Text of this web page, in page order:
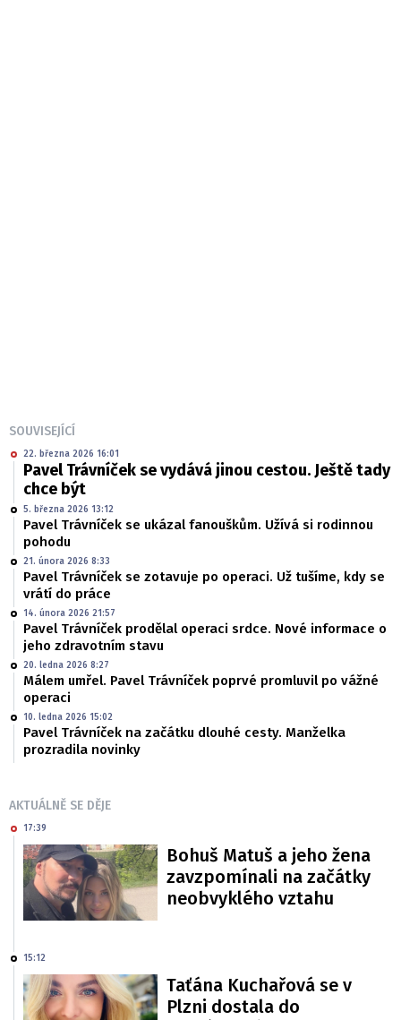
SOUVISEJÍCÍ
22. března 2026 16:01
Pavel Trávníček se vydává jinou cestou. Ještě tady
chce být
5. března 2026 13:12
Pavel Trávníček se ukázal fanouškům. Užívá si rodinnou
pohodu
21. února 2026 8:33
Pavel Trávníček se zotavuje po operaci. Už tušíme, kdy se
vrátí do práce
14. února 2026 21:57
Pavel Trávníček prodělal operaci srdce. Nové informace o
jeho zdravotním stavu
20. ledna 2026 8:27
Málem umřel. Pavel Trávníček poprvé promluvil po vážné
operaci
10. ledna 2026 15:02
Pavel Trávníček na začátku dlouhé cesty. Manželka
prozradila novinky
AKTUÁLNĚ SE DĚJE
17:39
Bohuš Matuš a jeho žena
zavzpomínali na začátky
neobvyklého vztahu
15:12
Taťána Kuchařová se v
Plzni dostala do